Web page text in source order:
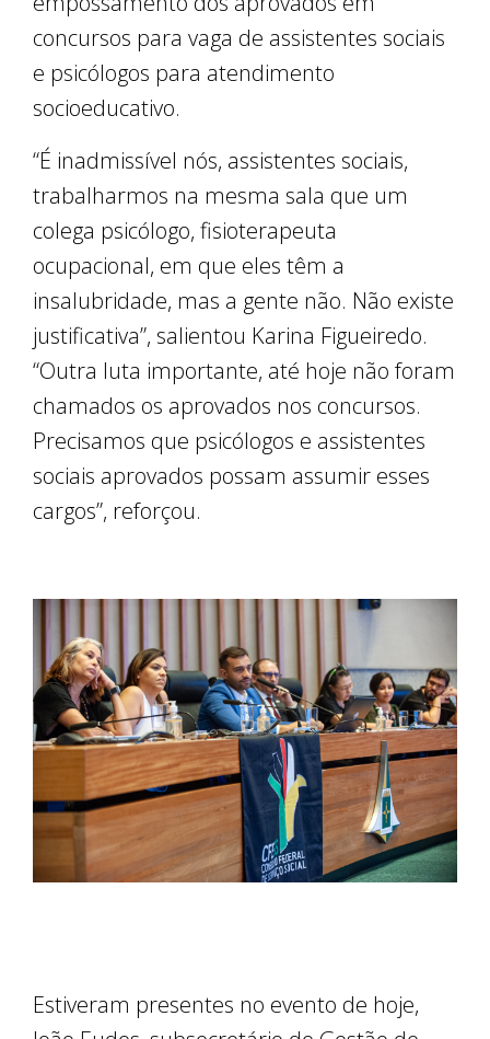
concursos para vaga de assistentes sociais
e psicólogos para atendimento
socioeducativo.
“É inadmissível nós, assistentes sociais,
trabalharmos na mesma sala que um
colega psicólogo, fisioterapeuta
ocupacional, em que eles têm a
insalubridade, mas a gente não. Não existe
justificativa”, salientou Karina Figueiredo.
“Outra luta importante, até hoje não foram
chamados os aprovados nos concursos.
Precisamos que psicólogos e assistentes
sociais aprovados possam assumir esses
cargos”, reforçou.
Estiveram presentes no evento de hoje,